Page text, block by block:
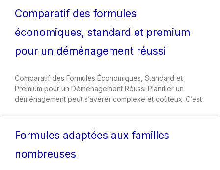
Comparatif des formules
économiques, standard et premium
pour un déménagement réussi
Comparatif des Formules Économiques, Standard et
Premium pour un Déménagement Réussi Planifier un
déménagement peut s’avérer complexe et coûteux. C’est
Formules adaptées aux familles
nombreuses